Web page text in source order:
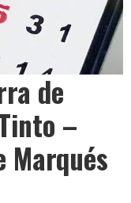
de
–
Marqués